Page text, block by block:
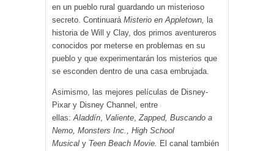
en un pueblo rural guardando un misterioso
secreto. Continuará Misterio en Appletown, la
historia de Will y Clay, dos primos aventureros
conocidos por meterse en problemas en su
pueblo y que experimentarán los misterios que
se esconden dentro de una casa embrujada.
Asimismo, las mejores películas de Disney-
Pixar y Disney Channel, entre
ellas:Aladdín, Valiente,Zapped, Buscando a
Nemo, Monsters Inc., High School
Musical y Teen Beach Movie. El canal también